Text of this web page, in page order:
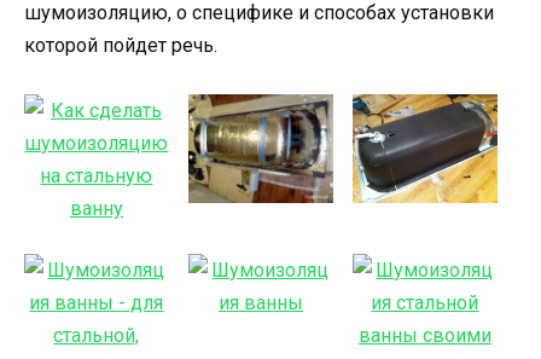
шумоизоляцию, о специфике и способах установки
которой пойдет речь.